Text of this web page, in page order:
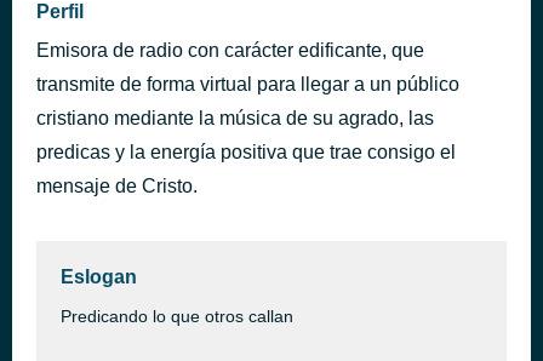
Perfil
Emisora de radio con carácter edificante, que
transmite de forma virtual para llegar a un público
cristiano mediante la música de su agrado, las
predicas y la energía positiva que trae consigo el
mensaje de Cristo.
Eslogan
Predicando lo que otros callan